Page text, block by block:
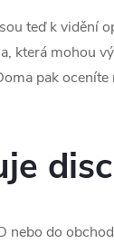
teď k vidění
která mohou
pak
do